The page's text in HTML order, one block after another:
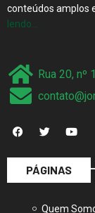
conteúdos amplos
lendo…
Rua 20, nº
PÁGINAS
Quem